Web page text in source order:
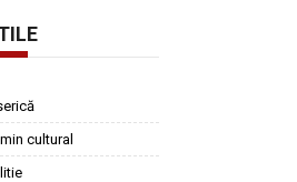
cultural